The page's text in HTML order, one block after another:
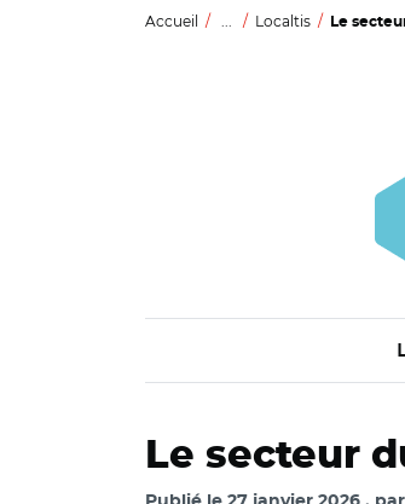
Accueil ... Localtis Le
Le secteur